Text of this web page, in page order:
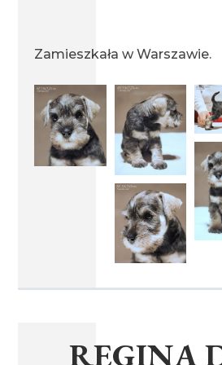
miot D
miot C
miot B
Zamieszkała w Warszawie.
REGINA